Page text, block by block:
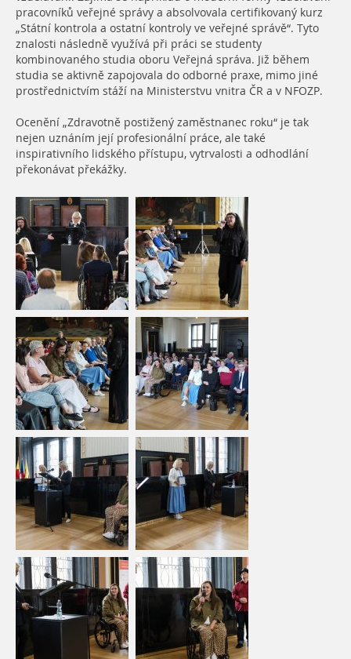
pracovníků veřejné správy a absolvovala certifikovaný kurz
„Státní kontrola a ostatní kontroly ve veřejné správě“. Tyto
znalosti následně využívá při práci se studenty
kombinovaného studia oboru Veřejná správa. Již během
studia se aktivně zapojovala do odborné praxe, mimo jiné
prostřednictvím stáží na Ministerstvu vnitra ČR a v NFOZP.
Ocenění „Zdravotně postižený zaměstnanec roku“ je tak
nejen uznáním její profesionální práce, ale také
inspirativního lidského přístupu, vytrvalosti a odhodlání
překonávat překážky.